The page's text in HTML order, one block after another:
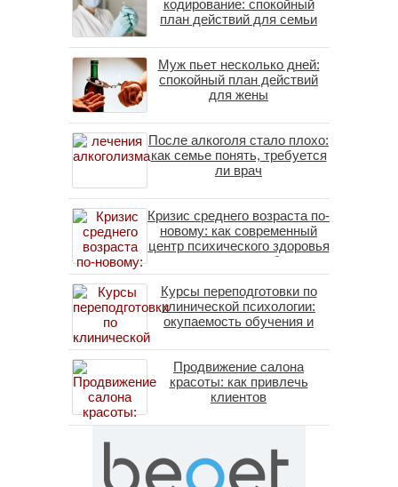
кодирование: спокойный
план действий для семьи
Муж пьет несколько дней:
спокойный план действий
для жены
После алкоголя стало плохо:
как семье понять, требуется
ли врач
Кризис среднего возраста по-
новому: как современный
центр психического здоровья
помогает пересобрать
личность без таблеток
(методы ДПДГ и КПТ)
Курсы переподготовки по
клинической психологии:
окупаемость обучения и
специалистов в 2026 году
Продвижение салона
красоты: как привлечь
клиентов